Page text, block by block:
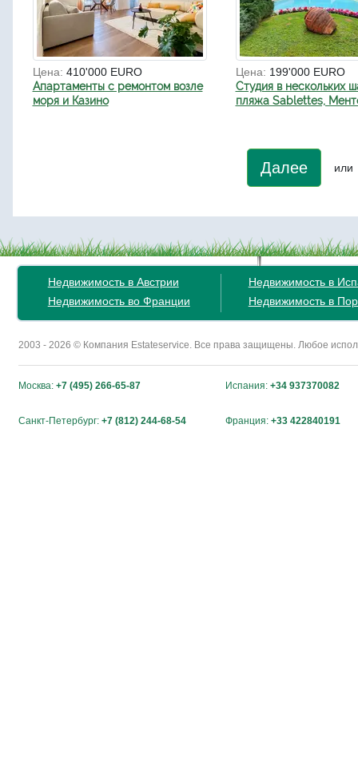
Цена: 410'000 EURO
Апартаменты с ремонтом возле
моря и Казино
Цена: 199'000 EURO
Студия в нескольких
пляжа Sablettes,
Далее или
Недвижимость в Австрии
Недвижимость во Франции
Недвижимость в
Недвижимость в
2003 - 2026 © Компания Estateservice. Все права защищены. Любое
Москва: +7 (495) 266-65-87 Испания: +34 937370082
Санкт-Петербург: +7 (812) 244-68-54 Франция: +33 422840191